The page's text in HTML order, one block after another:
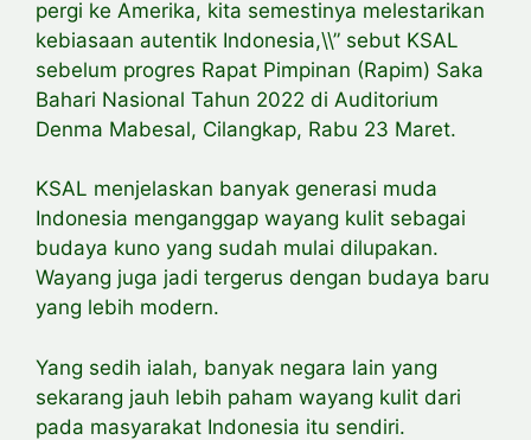
pergi ke Amerika, kita semestinya melestarikan
kebiasaan autentik Indonesia,\\” sebut KSAL
sebelum progres Rapat Pimpinan (Rapim) Saka
Bahari Nasional Tahun 2022 di Auditorium
Denma Mabesal, Cilangkap, Rabu 23 Maret.
KSAL menjelaskan banyak generasi muda
Indonesia menganggap wayang kulit sebagai
budaya kuno yang sudah mulai dilupakan.
Wayang juga jadi tergerus dengan budaya baru
yang lebih modern.
Yang sedih ialah, banyak negara lain yang
sekarang jauh lebih paham wayang kulit dari
pada masyarakat Indonesia itu sendiri.